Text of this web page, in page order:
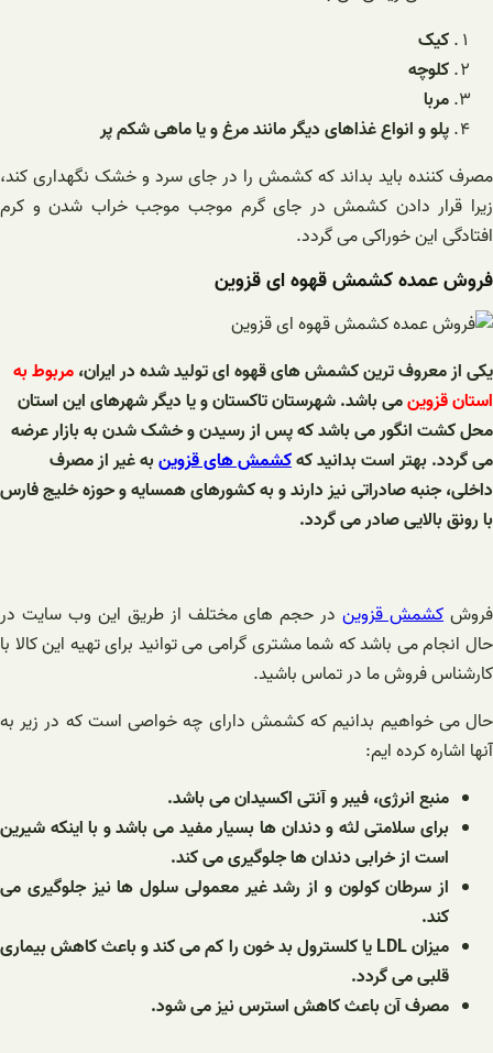
کیک
کلوچه
مربا
پلو و انواع غذاهای دیگر مانند مرغ و یا ماهی شکم پر
مصرف کننده باید بداند که کشمش را در جای سرد و خشک نگهداری کند،
زیرا قرار دادن کشمش در جای گرم موجب موجب خراب شدن و کرم
افتادگی این خوراکی می گردد.
فروش عمده کشمش قهوه ای قزوین
یکی از معروف ترین کشمش های قهوه ای تولید شده در ایران،مربوط به
استان قزوینمی باشد. شهرستان تاکستان و یا دیگر شهرهای این استان
محل کشت انگور می باشد که پس از رسیدن و خشک شدن به بازار عرضه
می گردد. بهتر است بدانید کهکشمش های قزوینبه غیر از مصرف
داخلی، جنبه صادراتی نیز دارند و به کشورهای همسایه و حوزه خلیج فارس
با رونق بالایی صادر می گردد.
فروش کشمش قزویندر حجم های مختلف از طریق این وب سایت در
حال انجام می باشد که شما مشتری گرامی می توانید برای تهیه این کالا با
کارشناس فروش ما در تماس باشید.
حال می خواهیم بدانیم که کشمش دارای چه خواصی است که در زیر به
آنها اشاره کرده ایم:
منبع انرژی، فیبر و آنتی اکسیدان می باشد.
برای سلامتی لثه و دندان ها بسیار مفید می باشد و با اینکه شیرین
است از خرابی دندان ها جلوگیری می کند.
از سرطان کولون و از رشد غیر معمولی سلول ها نیز جلوگیری می
کند.
میزان LDL یا کلسترول بد خون را کم می کند و باعث کاهش بیماری
قلبی می گردد.
مصرف آن باعث کاهش استرس نیز می شود.